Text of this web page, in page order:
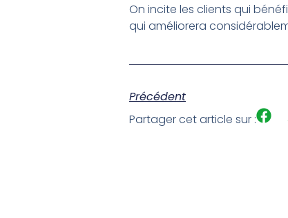
On incite les clients qui
qui améliorera
Précédent
Partager cet article sur :